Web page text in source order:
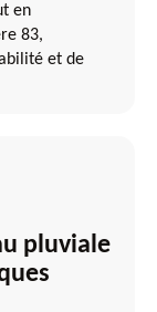
en
83,
et de
pluviale